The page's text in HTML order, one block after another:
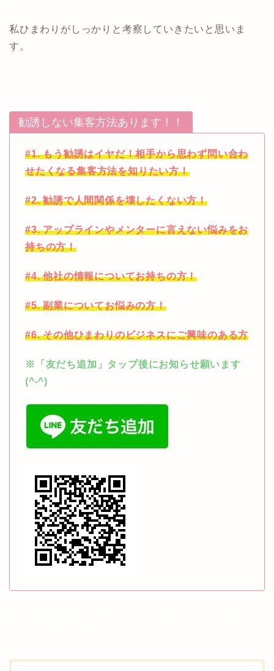
私ひまわりがしっかりと考察していきたいと思いま
す。
勧誘しない集客方法あります！！
#1. もう勧誘はイヤだ！相手から思わず問い合わ
せたくなる集客方法を知りたい方！
#2. 勧誘で人間関係を壊したくない方！
#3. アップラインやメンターに言えない悩みをお
持ちの方！
#4. 他社の情報についてお持ちの方！
#5. 副業についてお悩みの方！
#6. その他ひまわりのビジネスにご興味のある方
※「友だち追加」タップ後にお知らせ願います
(^-^)